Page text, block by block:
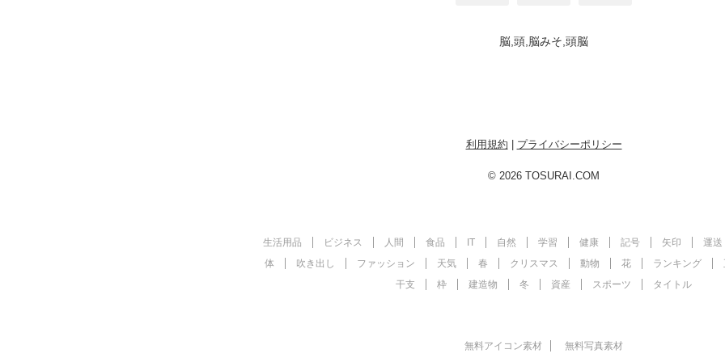
脳,頭,脳みそ,頭脳
利用規約 プライバシーポリシー
© 2026 TOSURAI.COM
生活用品 ビジネス 人間 食品 IT 自然 学習 健康 記号 矢印
運送
体
吹き出し ファッション 天気 春 クリスマス 動物 花 ランキング
干支
枠 建造物 冬 資産 スポーツ タイトル
無料アイコン素材 無料写真素材